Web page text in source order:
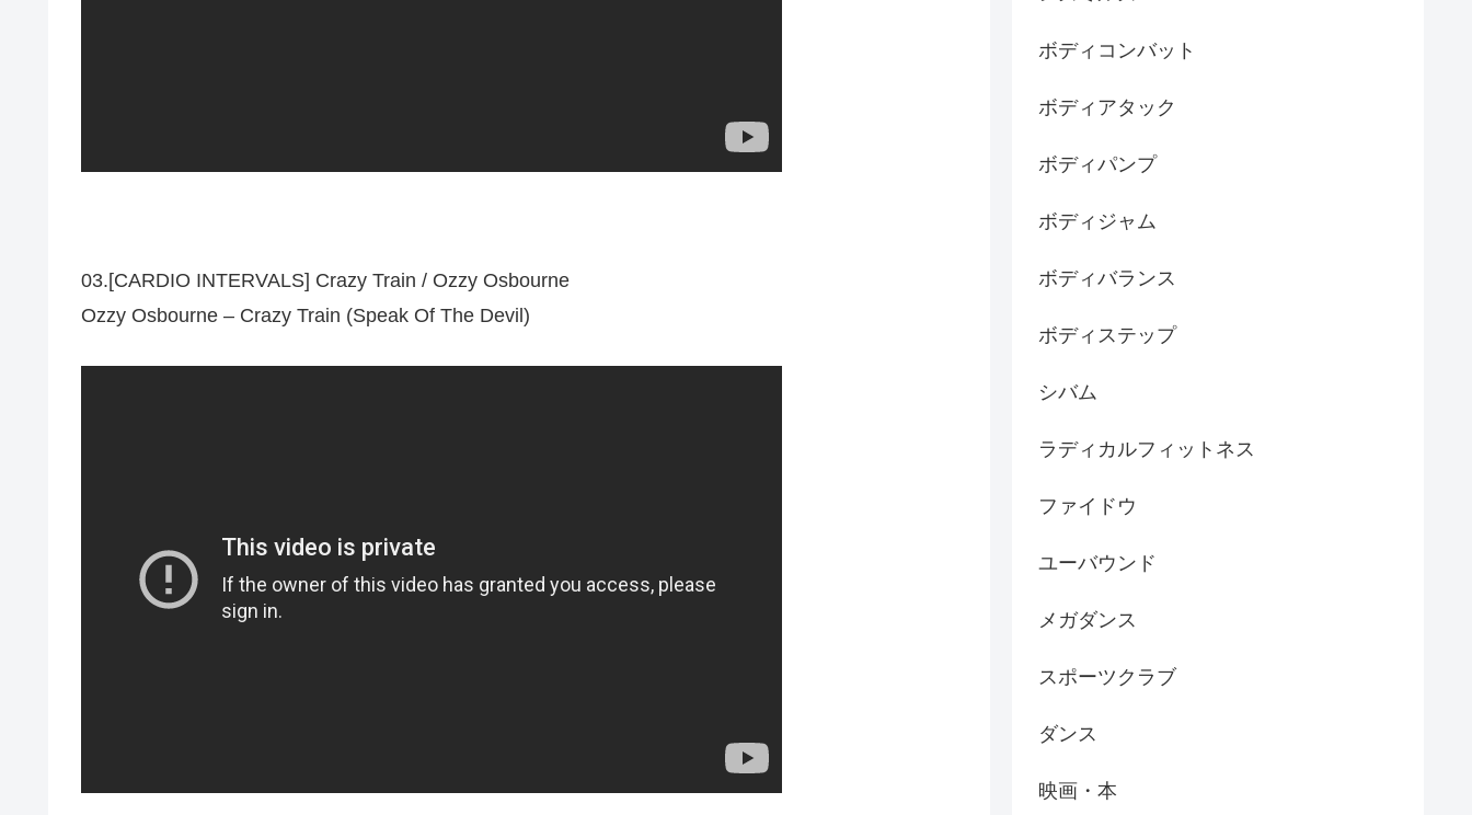
03.[CARDIO INTERVALS] Crazy Train / Ozzy Osbourne
Ozzy Osbourne – Crazy Train (Speak Of The Devil)
ボディコンバット
ボディアタック
ボディパンプ
ボディジャム
ボディバランス
ボディステップ
シバム
ラディカルフィットネス
ファイドウ
ユーバウンド
メガダンス
スポーツクラブ
ダンス
映画・本